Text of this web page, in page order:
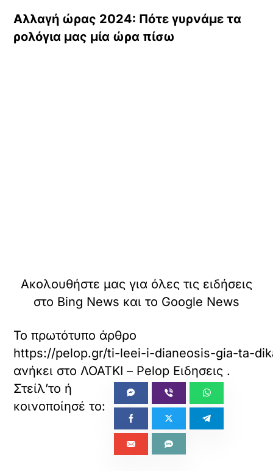
Αλλαγή ώρας 2024: Πότε γυρνάμε τα
ρολόγια μας μία ώρα πίσω
Ακολουθήστε μας για όλες τις ειδήσεις
στο Bing News και το Google News
Το πρωτότυπο άρθρο
https://pelop.gr/ti-leei-i-dianeosis-gia-ta-
ανήκει στοΛΟΑΤΚΙ – Pelop Ειδησεις .